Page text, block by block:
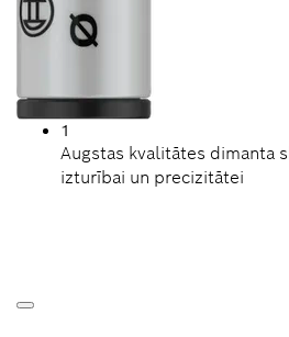
1
Augstas kvalitātes dimanta
izturībai un precizitātei